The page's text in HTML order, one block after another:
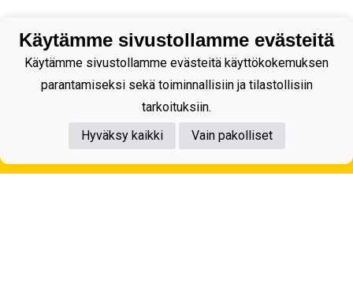
Tietosuojaseloste
Käytämme sivustollamme evästeitä
Käytämme sivustollamme evästeitä käyttökokemuksen
parantamiseksi sekä toiminnallisiin ja tilastollisiin
tarkoituksiin.
Hyväksy kaikki
Vain pakolliset